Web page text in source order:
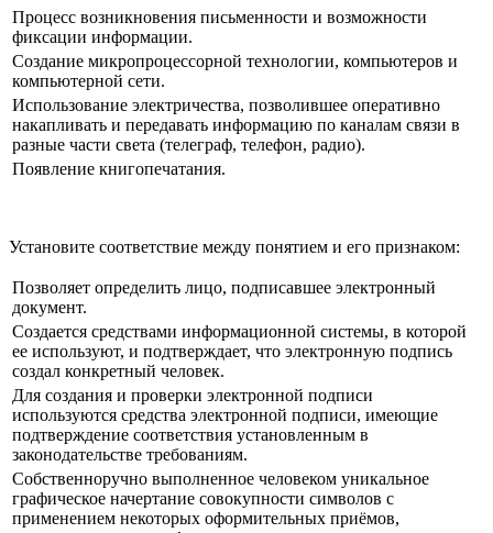
Процесс возникновения письменности и возможности
фиксации информации.
Создание микропроцессорной технологии, компьютеров и
компьютерной сети.
Использование электричества, позволившее оперативно
накапливать и передавать информацию по каналам связи в
разные части света (телеграф, телефон, радио).
Появление книгопечатания.
Установите соответствие между понятием и его признаком:
Позволяет определить лицо, подписавшее электронный
документ.
Создается средствами информационной системы, в которой
ее используют, и подтверждает, что электронную подпись
создал конкретный человек.
Для создания и проверки электронной подписи
используются средства электронной подписи, имеющие
подтверждение соответствия установленным в
законодательстве требованиям.
Собственноручно выполненное человеком уникальное
графическое начертание совокупности символов с
применением некоторых оформительных приёмов,